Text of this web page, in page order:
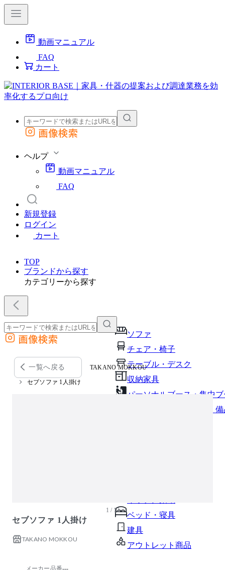
動画マニュアル
FAQ
カート
外部サイトの商品をカートに追加
画像検索
ヘルプ
動画マニュアル
FAQ
新規登録
ログイン
カート
TOP
ブランドから探す
カテゴリーから探す
ソファ
チェア・椅子
テーブル・デスク
収納家具
パーソナルブース・集中
オフィスアクセサリー・
ベッド・寝具
建具
アウトレット商品
外部サイトの商品をカートに追加
他のサイトで見つけた商品ページのURLを貼り付けて、カートに追加できます
画像検索
一覧へ戻る TAKANO MOKKOU
セブソファ 1人掛け
1 / 12
セブソファ 1人掛け
TAKANO MOKKOU
メーカー品番---